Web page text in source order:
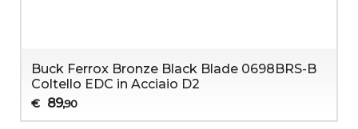
Buck Ferrox Bronze Black Blade 0698BRS-B
Coltello EDC in Acciaio D2
€ 89,90